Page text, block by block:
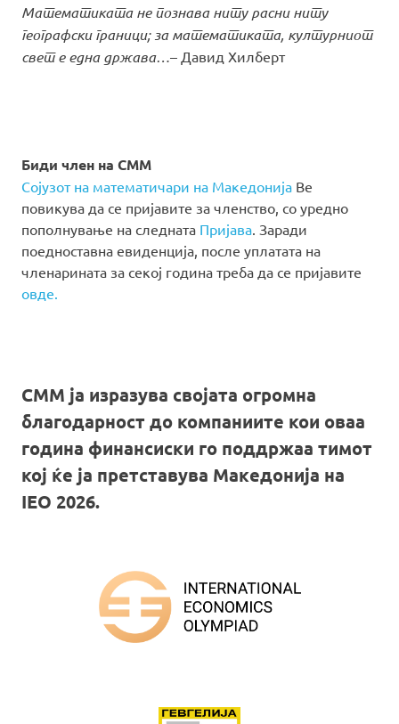
Математиката не познава ниту расни ниту
географски граници; за математиката, културниот
свет е една држава…– Давид Хилберт
Биди член на СММ
Сојузот на математичари на Македонија Ве
повикува да се пријавите за членство, со уредно
пополнување на следната Пријава . Заради
поедноставна евиденција, после уплатата на
членарината за секој година треба да се пријавите
овде.
СММ ја изразува својата огромна
благодарност до компаниите кои оваа
година финансиски го поддржаа тимот
кој ќе ја претставува Македонија на
IEO 2026.